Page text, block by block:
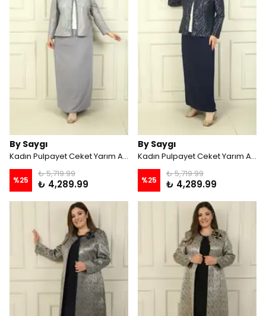
By Saygı
Kadın Pulpayet Ceket Yarım Ay Kollu Bluz Astarlı Krep Uzun Etek Büyük Beden 3'lü Takım - Gri
%25
₺ 5,719.99
₺ 4,289.99
By Saygı
Kadın Pulpayet Ceket Yarım Ay Kollu Bluz Astarlı Krep Uzun Etek Büyük Beden 3'lü Takım - Lacivert
%25
₺ 5,719.99
₺ 4,289.99